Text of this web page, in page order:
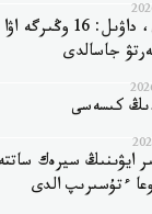
نوسەر، بۇرشاق، داۋىل: 16
جاسالدى
كىسەسى
ايۋىنىڭ سيرەك
ءتۇسىرىپ الدى